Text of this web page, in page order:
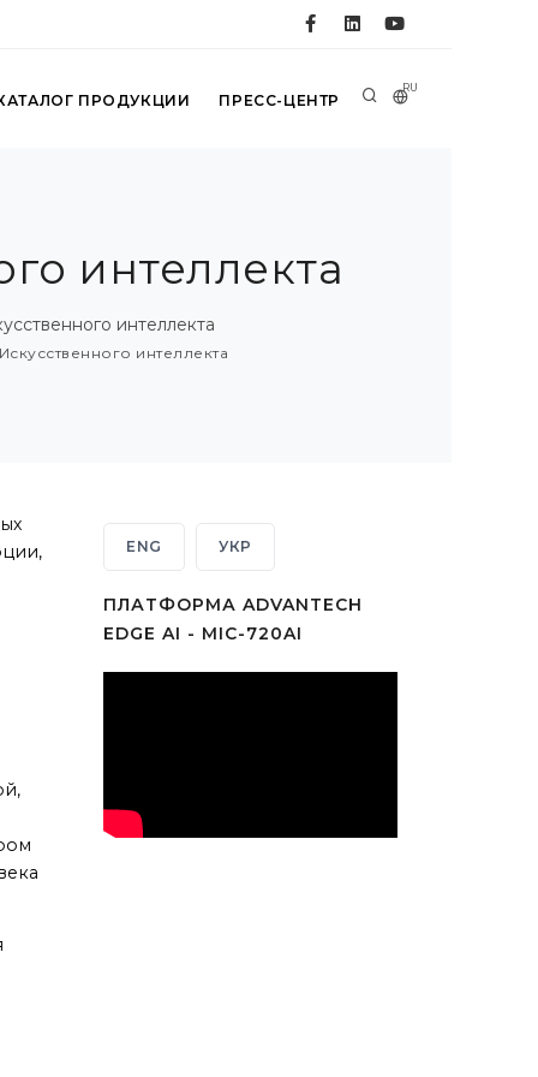
RU
ПРОДУКЦИИ ПРЕСС-ЦЕНТР
интеллекта
интеллекта
интеллекта
ENG УКР
ПЛАТФОРМА ADVANTECH
EDGE AI - MIC-720AI